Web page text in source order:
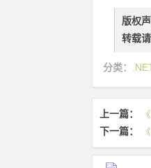
版权
转载请
分类：
上一篇：
下一篇：